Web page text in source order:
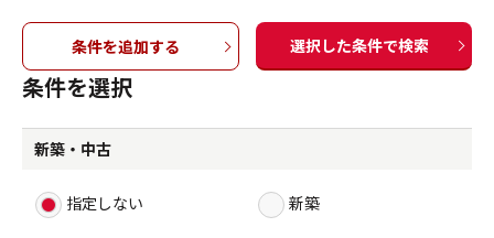
条件を追加する 選択した条件で検索
条件を選択
新築・中古
指定しない 新築